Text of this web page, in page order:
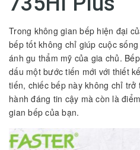
Trong không gian bếp hiện đại
bếp tốt không chỉ giúp cuộc
ánh gu thẩm mỹ của gia chủ.
dấu một bước tiến mới với thiết
tiến, chiếc bếp này không chỉ
hành đáng tin cậy mà còn là
gian bếp của bạn.